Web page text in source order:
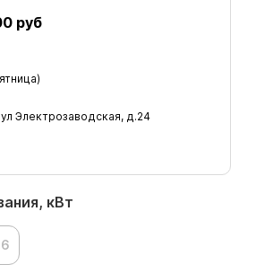
кВт
руб
Электрозаводская, д.24